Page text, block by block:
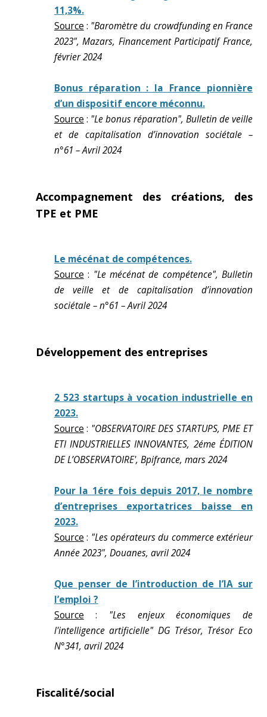
11,3%.
Source : "Baromètre du crowdfunding en France
2023", Mazars, Financement Participatif France,
février 2024
Bonus réparation : la France pionnière
d’un dispositif encore méconnu.
Source : "Le bonus réparation", Bulletin de veille
et de capitalisation d’innovation sociétale –
n°61 – Avril 2024
Accompagnement des créations, des
TPE et PME
Le mécénat de compétences.
Source : "Le mécénat de compétence", Bulletin
de veille et de capitalisation d’innovation
sociétale – n°61 – Avril 2024
Développement des entreprises
2 523 startups à vocation industrielle en
2023.
Source : "OBSERVATOIRE DES STARTUPS, PME ET
ETI INDUSTRIELLES INNOVANTES, 2éme ÉDITION
DE L’OBSERVATOIRE', Bpifrance, mars 2024
Pour la 1ére fois depuis 2017, le nombre
d’entreprises exportatrices baisse en
2023.
Source : "Les opérateurs du commerce extérieur
Année 2023", Douanes, avril 2024
Que penser de l’introduction de l’IA sur
l’emploi ?
Source : "Les enjeux économiques de
l'intelligence artificielle" DG Trésor, Trésor Eco
N°341, avril 2024
Fiscalité/social